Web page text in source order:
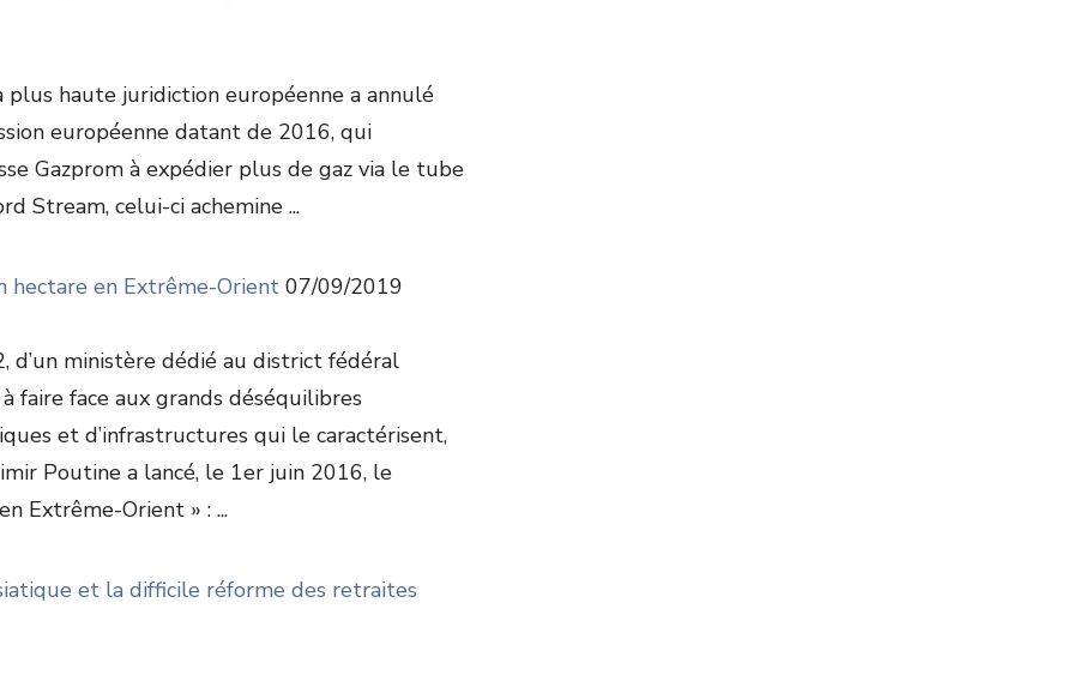
haute juridiction européenne a annulé
européenne datant de 2016, qui
Gazprom à expédier plus de gaz via le tube
Stream, celui-ci achemine ...
hectare en Extrême-Orient 07/09/2019
d’un ministère dédié au district fédéral
faire face aux grands déséquilibres
et d’infrastructures qui le caractérisent,
Poutine a lancé, le 1er juin 2016, le
Extrême-Orient » : ...
et la difficile réforme des retraites